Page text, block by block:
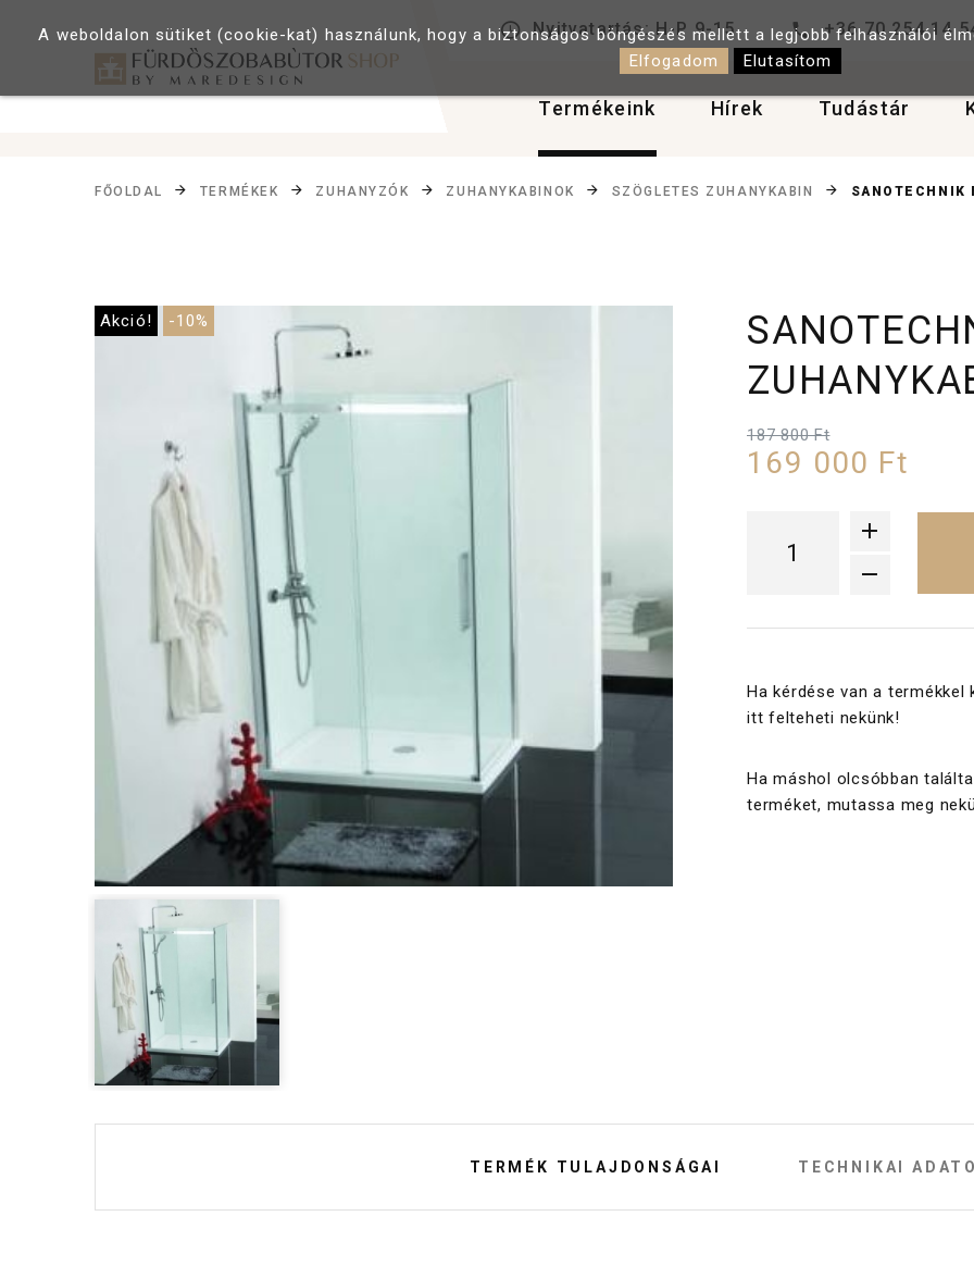
Nyitvatartás: H-P 9-15 +36 70 254 14
Termékeink Hírek Tudástár
FŐOLDAL TERMÉKEK ZUHANYZÓK ZUHANYKABINOK SZÖGLETES ZUHANYKABIN
Akció! -10%
187 800 Ft
169 000 Ft
Ha kérdése van a termékkel
itt felteheti nekünk!
Ha máshol olcsóbban
terméket, mutassa meg
TERMÉK TULAJDONSÁGAI TECHNIKAI
A weboldalon sütiket (cookie-kat) használunk, hogy a biztonságos böngészés mellett a legjobb felhasználói
Elfogadom
Elutasítom